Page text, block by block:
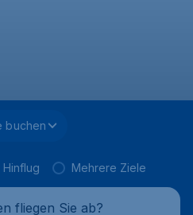
buchen
Hinflug Mehrere Ziele
fliegen Sie ab?